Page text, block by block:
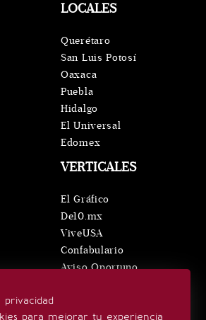
privacidad
para mejorar tu experiencia
VERTICALES
El Gráfico
De10.mx
ViveUSA
Confabulario
Aviso Oportuno
LOCALES
Querétaro
San Luis Potosí
Oaxaca
Puebla
Hidalgo
El Universal
Edomex